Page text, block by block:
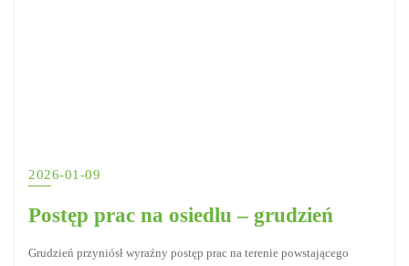
2026-01-09
Postęp prac na osiedlu – grudzień
Grudzień przyniósł wyraźny postęp prac na terenie powstającego